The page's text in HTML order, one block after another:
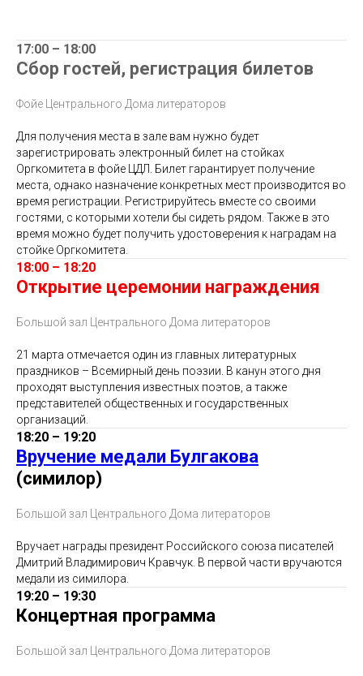
17:00 – 18:00
Сбор гостей, регистрация билетов
Фойе Центрального Дома литераторов
Для получения места в зале вам нужно будет
зарегистрировать электронный билет на стойках
Оргкомитета в фойе ЦДЛ. Билет гарантирует получение
места, однако назначение конкретных мест производится во
время регистрации. Регистрируйтесь вместе со своими
гостями, с которыми хотели бы сидеть рядом. Также в это
время можно будет получить удостоверения к наградам на
стойке Оргкомитета.
18:00 – 18:20
Открытие церемонии награждения
Большой зал Центрального Дома литераторов
21 марта отмечается один из главных литературных
праздников – Всемирный день поэзии. В канун этого дня
проходят выступления известных поэтов, а также
представителей общественных и государственных
организаций.
18:20 – 19:20
Вручение медали Булгакова
(симилор)
Большой зал Центрального Дома литераторов
Вручает награды президент Российского союза писателей
Дмитрий Владимирович Кравчук. В первой части вручаются
медали из симилора.
19:20 – 19:30
Концертная программа
Большой зал Центрального Дома литераторов